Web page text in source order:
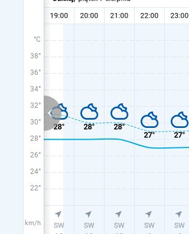
°C
38°
36°
34°
32°
30°
28°
26°
24°
22°
km/h